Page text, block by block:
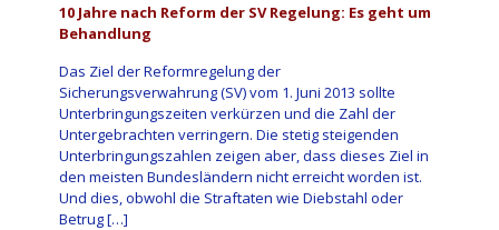
10 Jahre nach Reform der SV Regelung: Es geht um
Behandlung
Das Ziel der Reformregelung der
Sicherungsverwahrung (SV) vom 1. Juni 2013 sollte
Unterbringungszeiten verkürzen und die Zahl der
Untergebrachten verringern. Die stetig steigenden
Unterbringungszahlen zeigen aber, dass dieses Ziel in
den meisten Bundesländern nicht erreicht worden ist.
Und dies, obwohl die Straftaten wie Diebstahl oder
Betrug[…]